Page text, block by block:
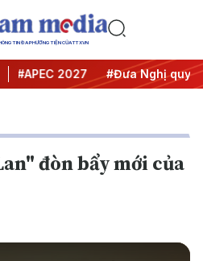
TIN ĐA PHƯƠNG TIỆN CỦA TTXVN
#APEC 2027 #Đưa Nghị quyết
đòn bẩy mới của